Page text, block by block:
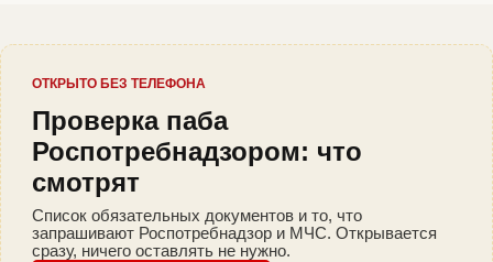
ОТКРЫТО БЕЗ ТЕЛЕФОНА
Проверка паба
Роспотребнадзором: что
смотрят
Список обязательных документов и то, что
запрашивают Роспотребнадзор и МЧС. Открывается
сразу, ничего оставлять не нужно.